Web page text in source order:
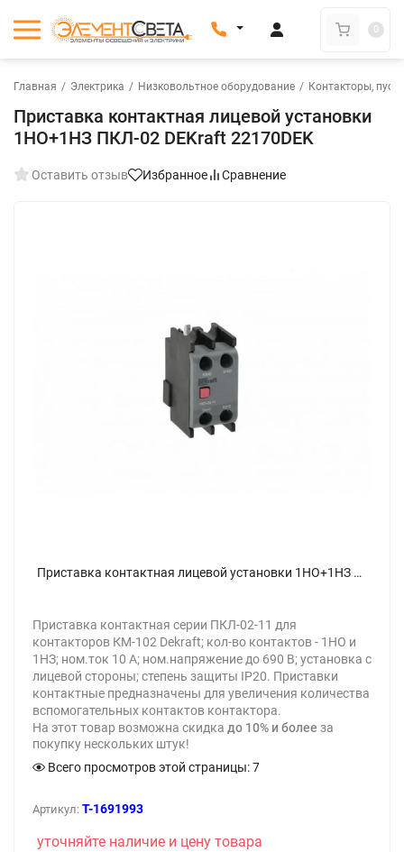
0
Главная / Электрика / Низковольтное оборудование / Контакторы,
Приставка контактная лицевой установки
1НО+1НЗ ПКЛ-02 DEKraft 22170DEK
Оставить отзыв Избранное Сравнение
Приставка контактная лицевой установки 1НО+1НЗ ПКЛ-02 DEKraft 22170DEK - фото
Приставка контактная серии ПКЛ-02-11 для
контакторов КМ-102 Dekraft; кол-во контактов - 1НО и
1НЗ; ном.ток 10 А; ном.напряжение до 690 В; установка с
лицевой стороны; степень защиты IP20. Приставки
контактные предназначены для увеличения количества
вспомогательных контактов контактора.
На этот товар возможна скидка до 10% и более за
покупку нескольких штук!
Всего просмотров этой страницы:7
Артикул: T-1691993
уточняйте наличие и цену товара